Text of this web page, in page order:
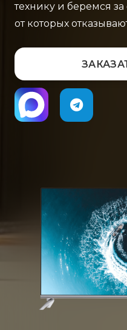
технику и беремся
от которых